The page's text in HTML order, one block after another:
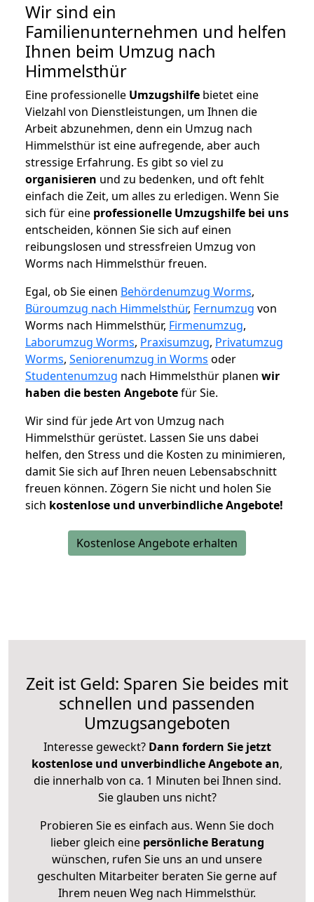
Wir sind ein
Familienunternehmen und helfen
Ihnen beim Umzug nach
Himmelsthür
Eine professionelle Umzugshilfe bietet eine
Vielzahl von Dienstleistungen, um Ihnen die
Arbeit abzunehmen, denn ein Umzug nach
Himmelsthür ist eine aufregende, aber auch
stressige Erfahrung. Es gibt so viel zu
organisieren und zu bedenken, und oft fehlt
einfach die Zeit, um alles zu erledigen. Wenn Sie
sich für eine professionelle Umzugshilfe bei uns
entscheiden, können Sie sich auf einen
reibungslosen und stressfreien Umzug von
Worms nach Himmelsthür freuen.
Egal, ob Sie einen Behördenumzug Worms,
Büroumzug nach Himmelsthür, Fernumzug von
Worms nach Himmelsthür, Firmenumzug,
Laborumzug Worms, Praxisumzug, Privatumzug
Worms, Seniorenumzug in Worms oder
Studentenumzug nach Himmelsthür planen wir
haben die besten Angebotefür Sie.
Wir sind für jede Art von Umzug nach
Himmelsthür gerüstet. Lassen Sie uns dabei
helfen, den Stress und die Kosten zu minimieren,
damit Sie sich auf Ihren neuen Lebensabschnitt
freuen können. Zögern Sie nicht und holen Sie
sich kostenlose und unverbindliche Angebote!
Kostenlose Angebote erhalten
Zeit ist Geld: Sparen Sie beides mit
schnellen und passenden
Umzugsangeboten
Interesse geweckt? Dann fordern Sie jetzt
kostenlose und unverbindliche Angebote an,
die innerhalb von ca. 1 Minuten bei Ihnen sind.
Sie glauben uns nicht?
Probieren Sie es einfach aus. Wenn Sie doch
lieber gleich eine persönliche Beratung
wünschen, rufen Sie uns an und unsere
geschulten Mitarbeiter beraten Sie gerne auf
Ihrem neuen Weg nach Himmelsthür.